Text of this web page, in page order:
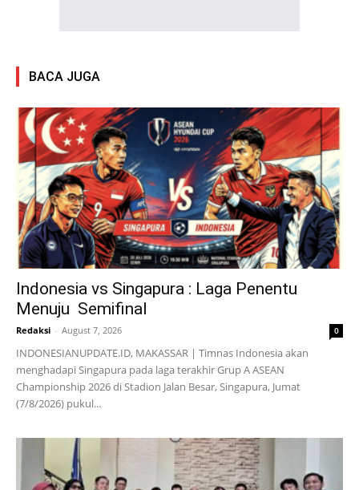
BACA JUGA
Indonesia vs Singapura : Laga Penentu
Menuju Semifinal
Redaksi - August 7, 2026 0
INDONESIANUPDATE.ID, MAKASSAR | Timnas Indonesia akan
menghadapi Singapura pada laga terakhir Grup A ASEAN
Championship 2026 di Stadion Jalan Besar, Singapura, Jumat
(7/8/2026) pukul...